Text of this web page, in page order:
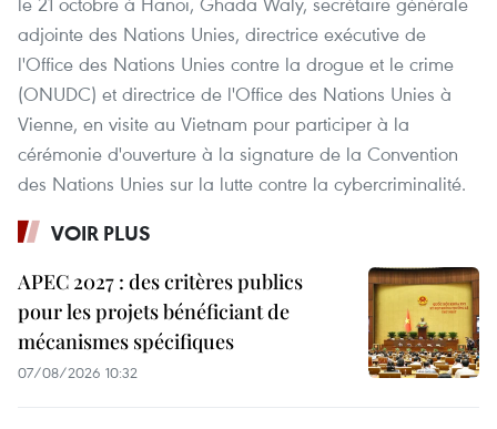
adjointe des Nations Unies, directrice exécutive de
l'Office des Nations Unies contre la drogue et le crime
(ONUDC) et directrice de l'Office des Nations Unies à
Vienne, en visite au Vietnam pour participer à la
cérémonie d'ouverture à la signature de la Convention
des Nations Unies sur la lutte contre la cybercriminalité.
VOIR PLUS
APEC 2027 : des critères publics
pour les projets bénéficiant de
mécanismes spécifiques
07/08/2026 10:32